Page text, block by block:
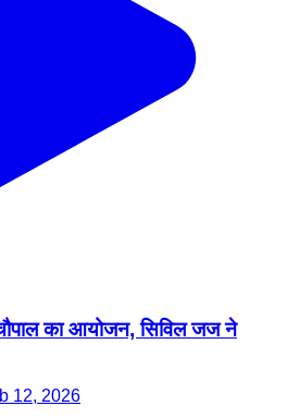
का आयोजन, सिविल जज ने
12, 2026